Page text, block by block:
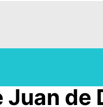
Juan de